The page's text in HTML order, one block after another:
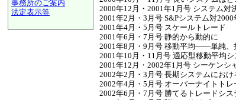
事務所のご案内
法定表示等
2000年12月・2001年1月号 システム対
2001年2月・3月号 S&Pシステム対2000
2001年4月・5月号 スケールトレード
2001年6月・7月号 静的から動的に
2001年8月・9月号 移動平均――単純
2001年10月・11月号 適応型移動平均
2001年12月・2002年1月号 シーケン
2002年2月・3月号 長期システムにお
2002年4月・5月号 オーバーナイトト
2002年6月・7月号 勝てるトレードシス